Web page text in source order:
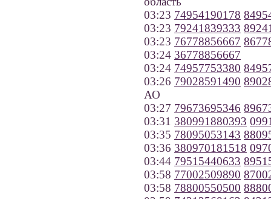
03:23 74954190178
03:23 79241839333
03:23 76778856667
03:24 36778856667
03:24 74957753380
03:26 79028591490
АО
03:27 79673695346
03:31 380991880393
03:35 78095053143
03:36 380970181518
03:44 79515440633
03:58 77002509890
03:58 78800550500